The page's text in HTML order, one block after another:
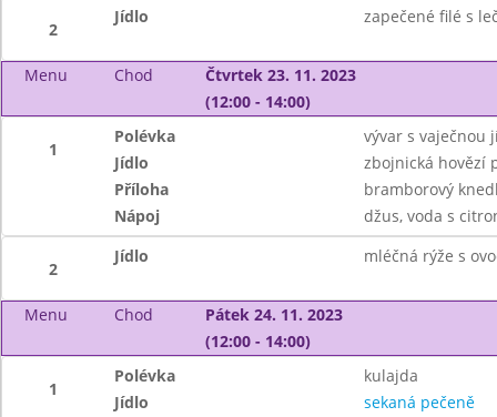
2
Jídlo zapečené filé s
Menu Chod
Čtvrtek 23. 11. 2023
(12:00 - 14:00)
1
Polévka
vývar s vaječnou
Jídlo
zbojnická hovězí
Příloha
bramborový
Nápoj
džus, voda s
2
Jídlo mléčná rýže s
Menu Chod
Pátek 24. 11. 2023
(12:00 - 14:00)
1
Polévka
kulajda
Jídlo
sekaná pečeně